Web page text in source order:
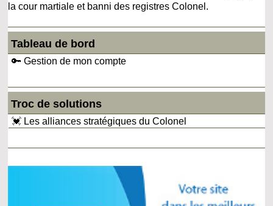
la cour martiale et banni des registres Colonel.
Tableau de bord
🔑 Gestion de mon compte
Troc de solutions
💓 Les alliances stratégiques du Colonel